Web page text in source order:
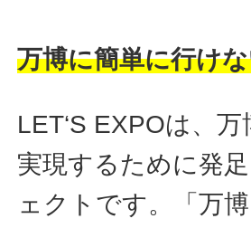
万博に簡単に行け
LET‘S EXPOは、
実現するために発
ェクトです。「万